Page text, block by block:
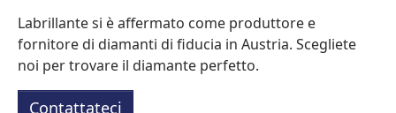
Labrillante si è affermato come produttore e
fornitore di diamanti di fiducia in Austria. Scegliete
noi per trovare il diamante perfetto.
Contattateci